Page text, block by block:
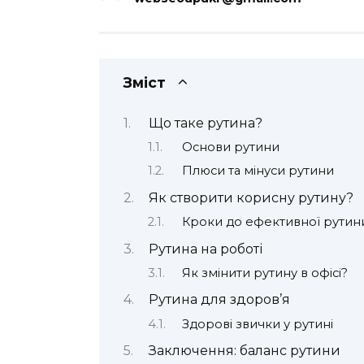
Зміст
Що таке рутина?
Основи рутини
Плюси та мінуси рутини
Як створити корисну рутину?
Кроки до ефективної
Рутина на роботі
Як змінити рутину в офісі?
Рутина для здоров’я
Здорові звички у рутині
Заключення: баланс рутини